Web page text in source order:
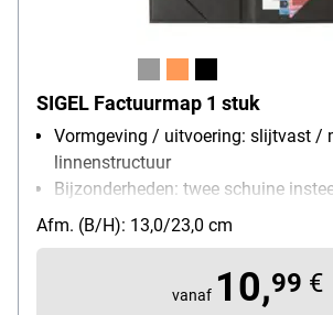
SIGEL Factuurmap 1 stuk
Vormgeving / uitvoering: slijtvast /
linnenstructuur
Bijzonderheden: twee schuine
(binnenkant)
Materiaal: polyurethaan
Afm. (B/H): 13,0/23,0 cm
vanaf 10,99 €